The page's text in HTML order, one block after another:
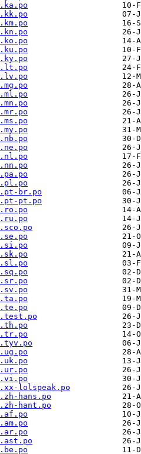
br.po
pt.po
lolspeak.po
hans.po
hant.po